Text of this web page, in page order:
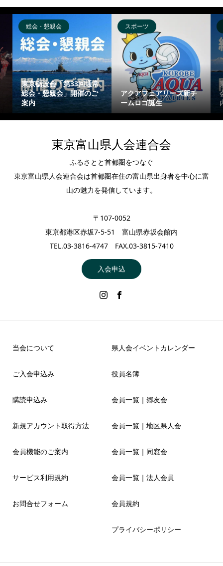
総会・懇親会
東京砺波会「第33回通常
総会・懇親会」開催のご
案内
スポーツ
アクアフェアリーズ新チ
ームロゴ誕生
東京富山県人会連合会
ふるさとと首都圏をつなぐ
東京富山県人会連合会は首都圏在住の富山県出身者を中心に富
山の魅力を発信しています。
〒107-0052
東京都港区赤坂7-5-51 富山県赤坂会館内
TEL.03-3816-4747 FAX.03-3815-7410
入会申込
当会について
ご入会申込み
購読申込み
新規アカウント取得方法
会員機能のご案内
サービス利用規約
お問合せフォーム
県人会イベントカレンダー
役員名簿
会員一覧｜郷友会
会員一覧｜地区県人会
会員一覧｜同窓会
会員一覧｜法人会員
会員規約
プライバシーポリシー